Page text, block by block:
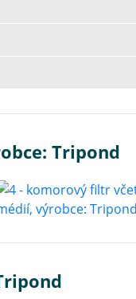
Tripond